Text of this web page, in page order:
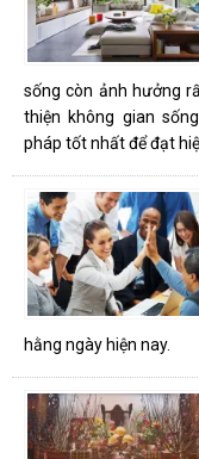
sống còn ảnh hưởng
thiện không gian
pháp tốt nhất để đạt
hằng ngày hiện nay.